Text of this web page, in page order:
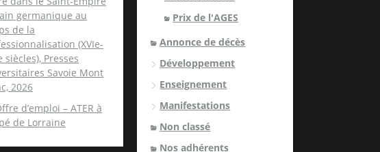
germanique au
de la
(XVIe-
siècles), Presses
Savoie Mont
2026
d’emploi – ATER à
de Lorraine
Prix de l'AGES
Annonce de décès
Développement
Enseignement
Manifestations
Non classé
Nos adhérents